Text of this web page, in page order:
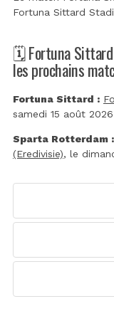
Fortuna Sittard
🗓️ Fortuna
les prochains
Fortuna Sittard :
samedi 15 août
Sparta Rotterdam :
(Eredivisie), le